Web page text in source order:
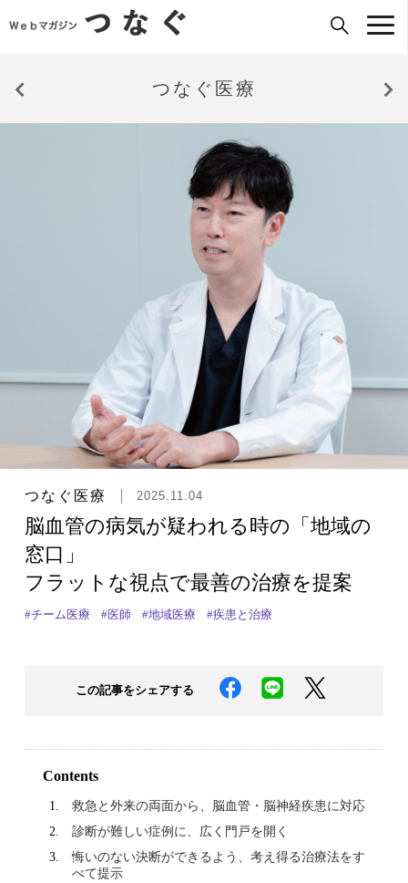
つなぐ医療
つなぐ医療 2025.11.04
脳血管の病気が疑われる時の「地域の
窓口」
フラットな視点で最善の治療を提案
#チーム医療 #医師 #地域医療 #疾患と治療
この記事をシェアする
Contents
救急と外来の両面から、脳血管・脳神経疾患に対応
診断が難しい症例に、広く門戸を開く
悔いのない決断ができるよう、考え得る治療法をす
べて提示